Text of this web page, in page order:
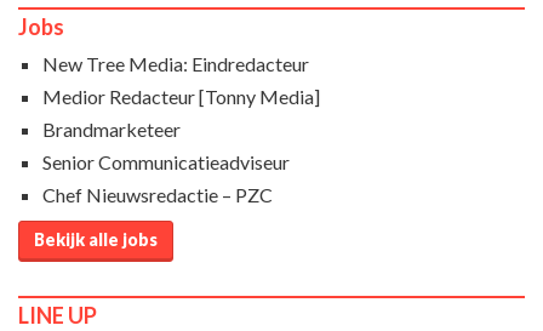
Jobs
New Tree Media: Eindredacteur
Medior Redacteur [Tonny Media]
Brandmarketeer
Senior Communicatieadviseur
Chef Nieuwsredactie – PZC
Bekijk alle jobs
LINE UP